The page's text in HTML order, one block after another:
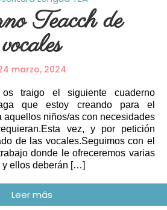
Teacch de
vocales
marzo, 2024
traigo el siguiente cuaderno
que estoy creando para el
aquellos niños/as con necesidades
vez, y por petición
de las vocales.Seguimos con el
donde le ofreceremos varias
y ellos deberán […]